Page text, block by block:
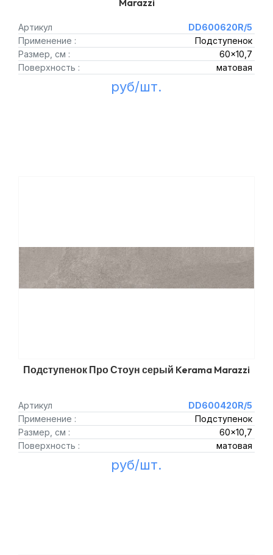
Marazzi
Артикул
DD600620R/5
Применение :
Подступенок
Размер, см :
60x10,7
Поверхность :
матовая
руб/шт.
Подступенок Про Стоун серый Kerama Marazzi
Артикул
DD600420R/5
Применение :
Подступенок
Размер, см :
60x10,7
Поверхность :
матовая
руб/шт.